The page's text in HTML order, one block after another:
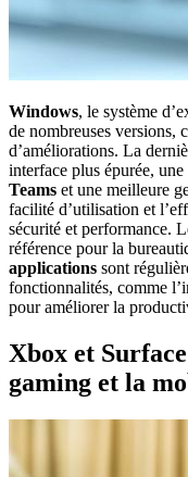
Windows, le système
de nombreuses versions,
d’améliorations. La
interface plus épurée,
Teams et une meilleure
facilité d’utilisation et
sécurité et performance.
référence pour la
applications sont
fonctionnalités, comme
pour améliorer la
Xbox et
gaming et la